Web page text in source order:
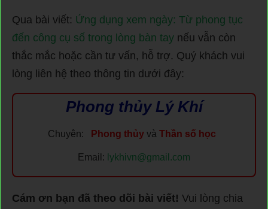
Qua bài viết: Ứng dụng xem ngày: Từ phong tục
đến công cụ số trong lòng bàn tay nếu vẫn còn
thắc mắc hoặc cần tư vấn, hỗ trợ. Quý khách vui
lòng liên hệ theo thông tin dưới đây:
Phong thủy Lý Khí
Chuyên: Phong thủyvà Thần số học
Email: lykhivn@gmail.com
Cám ơn bạn đã theo dõi bài viết! Vui lòng chia